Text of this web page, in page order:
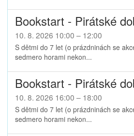
Bookstart - Pirátské
10. 8. 2026 10:00 – 12:00
S dětmi do 7 let (o prázdninách se
sedmero horami nekon...
Bookstart - Pirátské
10. 8. 2026 16:00 – 18:00
S dětmi do 7 let (o prázdninách se
sedmero horami nekon...